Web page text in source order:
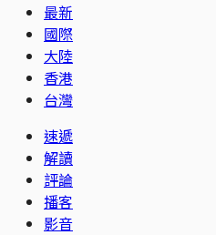
最新
國際
大陸
香港
台灣
速遞
解讀
評論
播客
影音